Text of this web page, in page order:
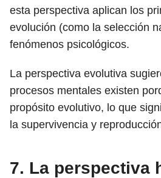
esta perspectiva aplican los
evolución (como la selección
fenómenos psicológicos.
La perspectiva evolutiva
procesos mentales existen
propósito evolutivo, lo que
la supervivencia y
7. La perspectiva